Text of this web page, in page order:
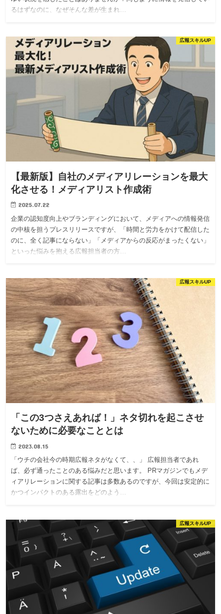
るはずなのに、なぜそんな差が生まれ…
広報スキルUP
【最新版】自社のメディアリレーションを最大
化させる！メディアリスト作成術
2025.07.22
企業の認知度向上やブランディングにおいて、メディアへの情報発信
の中核を担うプレスリリースですが、「時間と労力をかけて配信した
のに、全く記事にならない」「メディアからの反応がまったくない」
といった悩みを抱える広報担当者の方…
広報スキルUP
「この3つさえあれば！」ネタ切れを起こさせ
ないために必要なこととは
2023.08.15
「ウチの会社今の時期広報ネタがなくて、、」 広報担当者であれ
ば、必ず通ったことのある悩みだと思います。 PRマガジンでもメデ
ィアリレーションに関する記事は多数あるのですが、今回は安定的に
かつインパクトのある露出をどのよう…
広報スキルUP